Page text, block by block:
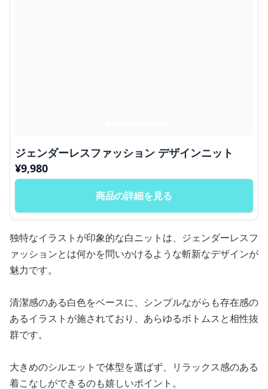
ジェンダーレスファッション デザインニット
¥9,980
商品の詳細を見る
独特なイラストが印象的な白ニットは、ジェンダーレスフ
ァッションとは何かを問いかけるような斬新なデザインが
魅力です。
清潔感のある白色をベースに、シンプルながらも存在感の
あるイラストが施されており、あらゆるボトムスと相性抜
群です。
大きめのシルエットで体型を選ばず、リラックス感のある
着こなしができるのも嬉しいポイント。